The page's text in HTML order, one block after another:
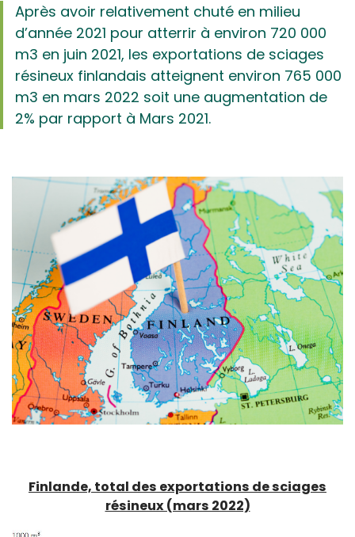
Après avoir relativement chuté en milieu
d’année 2021 pour atterrir à environ 720 000
m3 en juin 2021, les exportations de sciages
résineux finlandais atteignent environ 765 000
m3 en mars 2022 soit une augmentation de
2% par rapport à Mars 2021.
Finlande, total des exportations de sciages
résineux (mars 2022)